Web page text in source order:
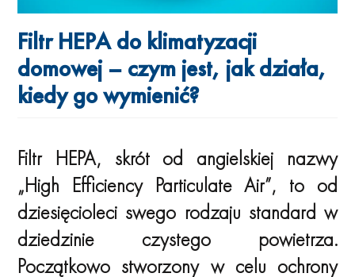
Filtr HEPA do klimatyzacji
domowej – czym jest, jak działa,
kiedy go wymienić?
Filtr HEPA, skrót od angielskiej nazwy
„High Efficiency Particulate Air”, to od
dziesięcioleci swego rodzaju standard w
dziedzinie czystego powietrza.
Początkowo stworzony w celu ochrony